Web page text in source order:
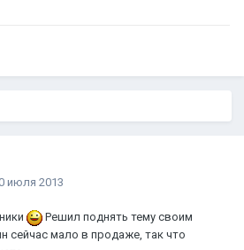
июля 2013
Решил поднять тему своим
сейчас мало в продаже, так что